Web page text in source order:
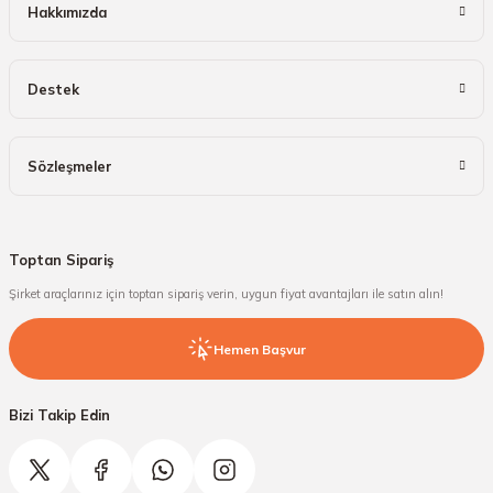
Hakkımızda
Destek
Sözleşmeler
Toptan Sipariş
Şirket araçlarınız için toptan sipariş verin, uygun fiyat avantajları ile satın alın!
Hemen Başvur
Bizi Takip Edin